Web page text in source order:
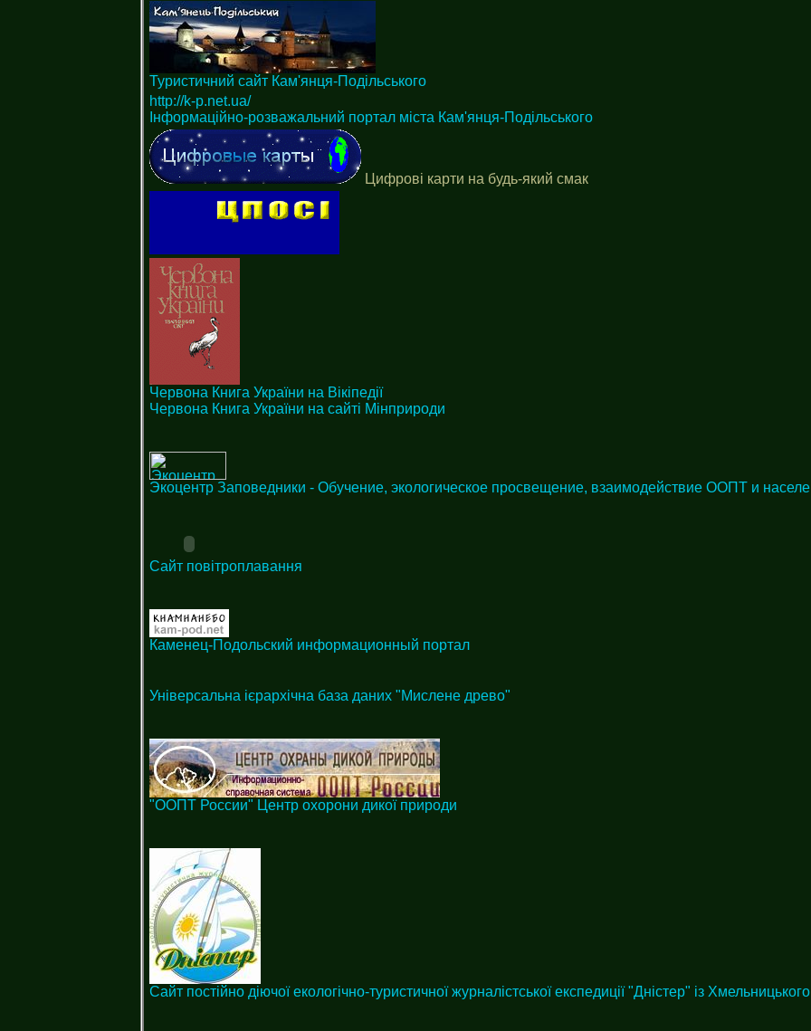
Туристичний сайт Кам'янця-Подільського
http://k-p.net.ua/
Інформаційно-розважальний портал міста Кам'янця-Подільського
Цифрові карти на будь-який смак
Червона Книга України на Вікіпедії
Червона Книга України на сайті Мінприроди
Экоцентр Заповедники - Обучение, экологическое просвещение, взаимодействие ООПТ и
Сайт повітроплавання
Каменец-Подольский информационный портал
Універсальна ієрархічна база даних "Мислене древо"
"ООПТ России" Центр охорони дикої природи
Сайт постійно діючої екологічно-туристичної журналістської експедиції "Дністер" із Хмельницького